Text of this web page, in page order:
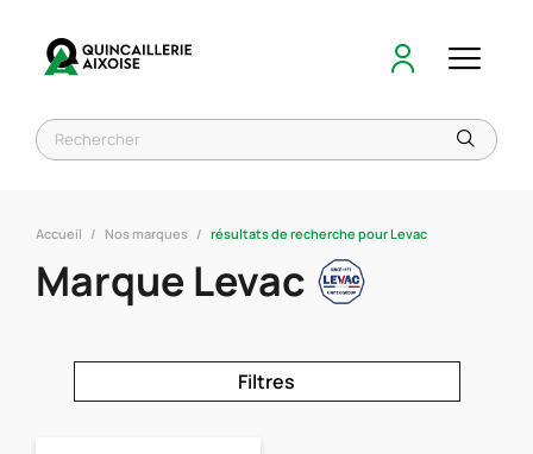
Accueil Nos marques résultats de recherche pour Levac
Marque Levac
Filtres